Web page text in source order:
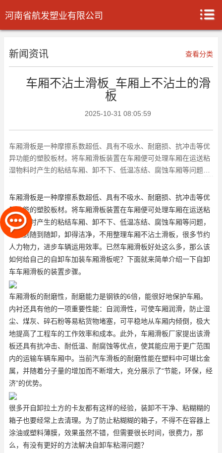
河南省航发塑业有限公司
新闻资讯 查看分类
车厢不沾土滑板_车厢上不沾土的滑
板
2025-10-31 08:05:59
车厢滑板是一种摩擦系数超低、具有不吸水、耐磨损、抗冲击等优
异功能的塑胶板材。将车厢滑板装置在车厢便可处理车厢在运送粘
湿物料时产生的粘结车厢、卸不下、低温冻结、腐蚀车厢等问题，
车厢滑板是一种摩擦系数超低、具有不吸水、耐磨损、抗冲击等优
异功能的塑胶板材。将车厢滑板装置在车厢便可处理车厢在运送粘
湿物料时产生的粘结车厢、卸不下、低温冻结、腐蚀车厢等问题，
可做到随到随卸，卸得洁净，不用整理车厢不沾土滑板，很多节约
人力物力，进步车辆运用效率。已然车厢滑板好处这么多，那么该
如何给自己的自卸车加装车厢滑板呢？下面就来简单介绍一下自卸
车车厢滑板的装置步骤。
车厢滑板的耐磨性，耐磨能力是钢铁的6倍，能很好地保护车厢。
内衬还具有他的一项重要性能：自润滑性，可使车厢润滑，防止湿
尘、煤灰、碎石粉等易粘货物堵塞，可平稳地从车厢内倾倒，极大
地提高了工程车的工作效率和成本。此外， 车厢滑板厂家提出该滑
板还具有抗冲击、耐低温、耐腐蚀等优点，使其能应用于更广范围
内的运输车辆车厢中。当前汽车滑板的耐磨性能在塑料中可堪比金
属，并随着分子量的增加而不断增大，充分展示了“节能，环保，经
济”的优势。
很多开自卸拉土方的卡友都有这样的经验，装卸不干净、粘糊糊的
箱子也要经常上去清理。为了防止粘糊糊的箱子，不得不在容器上
涂油或塑料薄膜，效果虽然不错，但需要很长时间，很费力，那
么，有没有更好的方法解决自卸车粘滞问题？